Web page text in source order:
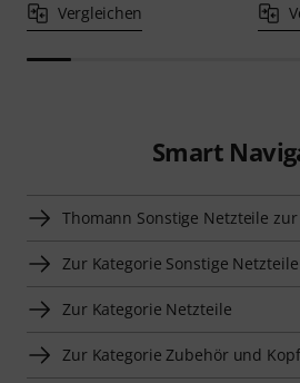
Vergleichen
Smart
Thomann Sonstige Netzteile
Zur Kategorie Sonstige Netzteile
Zur Kategorie Netzteile
Zur Kategorie Zubehör und